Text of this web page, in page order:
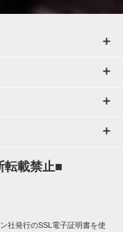
転載禁止■
社発行のSSL電子証明書を使